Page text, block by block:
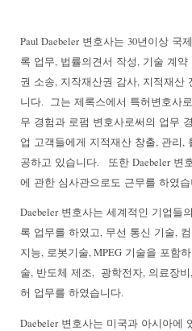
Paul Daebeler 변호사는 30년이상 국
록 업무, 법률의견서 작성, 기술 계약
권 소송, 지작재산권 감사, 지적재산
니다. 그는 제록스에서 특허변호사로
무 경험과 로펌 변호사로써의 업무
업 고객들에게 지적재산 창출, 관리,
공하고 있습니다. 또한 Daebeler 변
에 관한 심사관으로도 근무를 하였
Daebeler 변호사는 세계적인 기업들의
록 업무를 하였고, 무선 통신 기술,
지능, 로봇기술, MPEG 기술을 포함
술, 반도체 제조, 광학전자, 의료장비,
허 업무를 하였습니다.
Daebeler 변호사는 미국과 아시아에